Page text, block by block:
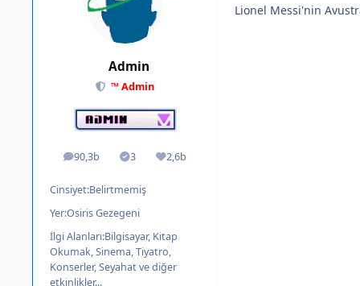
Admin
™ Admin
90,3b
ileti 3
Solutions2,6b
İtibar
Cinsiyet:Belirtmemiş
Yer:Osiris Gezegeni
İlgi Alanları:Bilgisayar, Kitap
Okumak, Sinema, Tiyatro,
Konserler, Seyahat ve diğer
etkinlikler...
Lionel Messi'nin